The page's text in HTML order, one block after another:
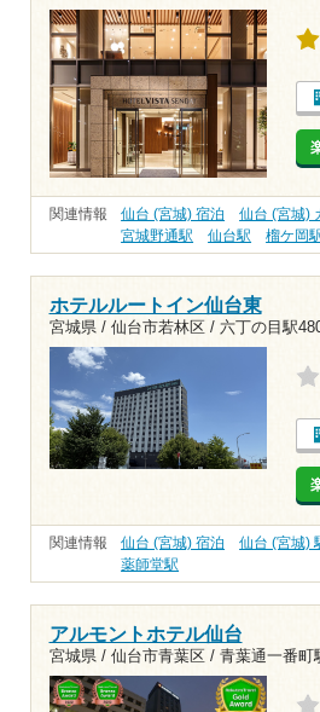
関連情報 仙台 (宮城) 宿泊 仙台 (宮城)
宮城野通駅
仙台駅 榴ケ岡
ホテルルートイン仙台東
宮城県 / 仙台市若林区 / 六丁の目駅
関連情報 仙台 (宮城) 宿泊 仙台 (宮城)
薬師堂駅
アルモントホテル仙台
宮城県 / 仙台市青葉区 / 青葉通一番町